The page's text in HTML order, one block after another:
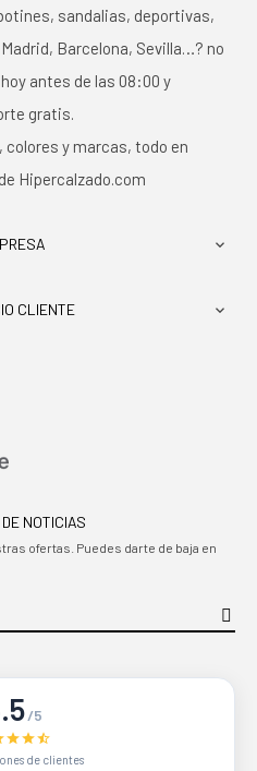
sandalias, deportivas,
Barcelona, Sevilla…? no
antes de las 08:00 y
gratis.
y marcas, todo en
Hipercalzado.com

CLIENTE 
NOTICIAS
ofertas. Puedes darte de baja en
/5
de clientes